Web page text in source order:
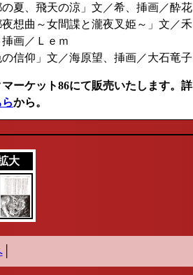
の夏、飛天の涼」文／希、挿画／酔花
夜想曲～女間諜と瀧夜叉姫～」文／禾
挿画／Ｌｅｍ
の信仰」文／海原望、挿画／大石竜子
ーケット86にて販売いたします。詳
から。
大
│